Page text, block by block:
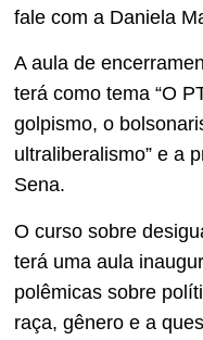
fale com a Daniela
A aula de
terá como tema “O
golpismo, o
ultraliberalismo” e a
Sena.
O curso sobre
terá uma aula
polêmicas sobre
raça, gênero e a